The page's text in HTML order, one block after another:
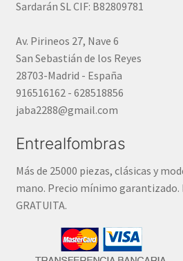
Sardarán SL CIF: B82809781
Av. Pirineos 27, Nave 6
San Sebastián de los Reyes
28703-Madrid - España
916516162 - 628518856
jaba2288@gmail.com
Entrealfombras
Más de 25000 piezas, clásicas y
mano. Precio mínimo
GRATUITA.